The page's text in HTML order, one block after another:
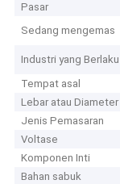
Pasar
Sedang mengemas
Industri yang Berlaku
Tempat asal
Lebar atau Diameter
Jenis Pemasaran
Voltase
Komponen Inti
Bahan sabuk